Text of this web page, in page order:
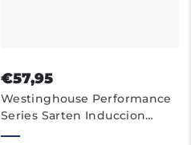
€57,95
Westinghouse Performance
Series Sarten Induccion
Antiadherente - 28cm Sartén